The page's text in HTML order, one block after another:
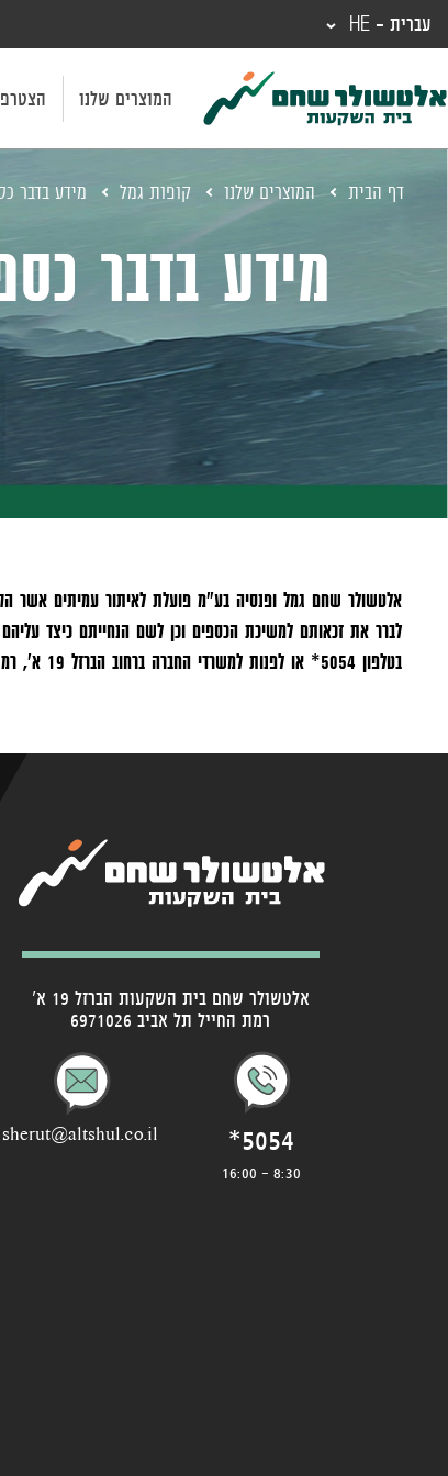
עברית - HE
המוצרים שלנו
מידע בדבר
דף הבית המוצרים שלנו קופות גמל מידע בדבר
אלטשולר שחם גמל ופנסיה בע"מ פועלת לאיתור עמיתים אשר
לברר את זכאותם למשיכת הכספים וכן לשם הנחייתם כיצד
בטלפון 5054* או לפנות למשרדי החברה ברחוב הברזל 19 א', רמת החייל, תל-אביב 697102.
אלטשולר שחם בית השקעות הברזל 19 א'
רמת החייל תל אביב 6971026
*5054
8:30 - 16:00
sherut@altshul.co.il